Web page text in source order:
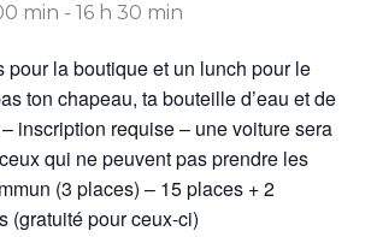
min - 16 h 30 min
pour la boutique et un lunch pour le
ton chapeau, ta bouteille d’eau et de
inscription requise – une voiture sera
qui ne peuvent pas prendre les
(3 places) – 15 places + 2
(gratuité pour ceux-ci)